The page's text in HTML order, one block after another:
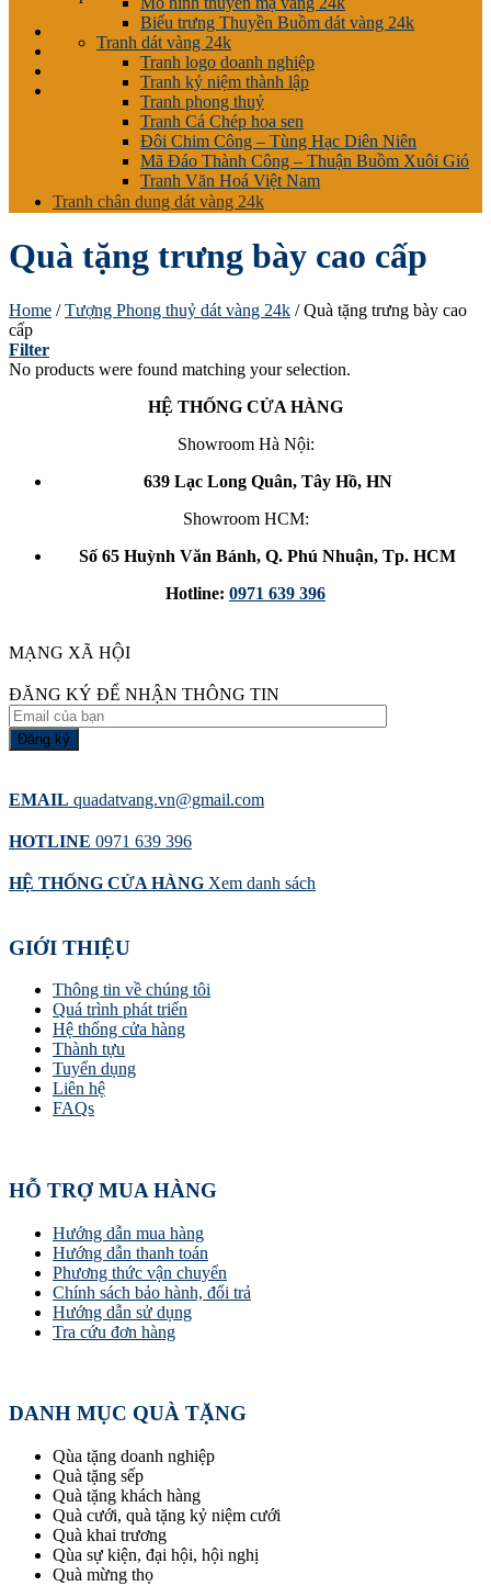
Biểu trưng Thuyền Buồm dát vàng 24k
Tranh dát vàng 24k
Tranh logo doanh nghiệp
Tranh kỷ niệm thành lập
Tranh phong thuỷ
Tranh Cá Chép hoa sen
Đôi Chim Công – Tùng Hạc Diên Niên
Mã Đáo Thành Công – Thuận Buồm Xuôi Gió
Tranh Văn Hoá Việt Nam
Tranh chân dung dát vàng 24k
Quà tặng trưng bày cao cấp
Home / Tượng Phong thuỷ dát vàng 24k /Quà tặng trưng bày cao
cấp
Filter
No products were found matching your selection.
HỆ THỐNG CỬA HÀNG
Showroom Hà Nội:
639 Lạc Long Quân, Tây Hồ, HN
Showroom HCM:
Số 65 Huỳnh Văn Bánh, Q. Phú Nhuận, Tp. HCM
Hotline: 0971 639 396
MẠNG XÃ HỘI
ĐĂNG KÝ ĐỂ NHẬN THÔNG TIN
EMAIL quadatvang.vn@gmail.com
HOTLINE 0971 639 396
HỆ THỐNG CỬA HÀNG Xem danh sách
GIỚI THIỆU
Thông tin về chúng tôi
Quá trình phát triển
Hệ thống cửa hàng
Thành tựu
Tuyển dụng
Liên hệ
FAQs
HỖ TRỢ MUA HÀNG
Hướng dẫn mua hàng
Hướng dẫn thanh toán
Phương thức vận chuyển
Chính sách bảo hành, đổi trả
Hướng dẫn sử dụng
Tra cứu đơn hàng
DANH MỤC QUÀ TẶNG
Qùa tặng doanh nghiệp
Quà tặng sếp
Quà tặng khách hàng
Quà cưới, quà tặng kỷ niệm cưới
Quà khai trương
Qùa sự kiện, đại hội, hội nghị
Quà mừng thọ